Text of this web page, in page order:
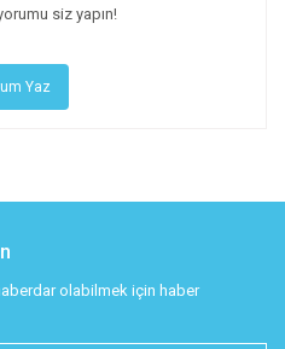
siz yapın!
Yaz
olabilmek için haber